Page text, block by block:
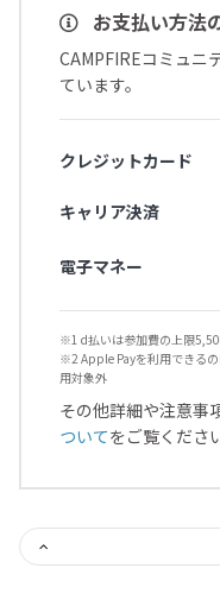
お支払い方法
CAMPFIREコミュニ
ています。
クレジットカード
キャリア決済
電子マネー
※1 d払いは参加費の上限
※2 Apple Payを利用できる
用対象外
その他詳細や注意事
ついてをご覧くださ